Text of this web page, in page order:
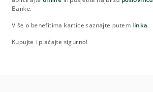
Banke.
Više o benefitima kartice saznajte putem linka.
Kupujte i plaćajte sigurno!